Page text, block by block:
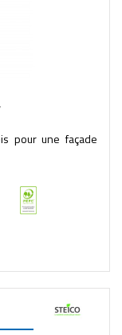
pour une façade